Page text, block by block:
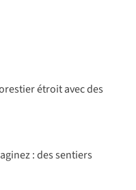
étroit avec des
: des sentiers